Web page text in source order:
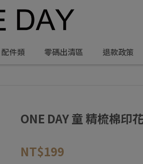
配件類 零碼出清區 退款政策
ONE DAY 童 精梳棉印
NT$199